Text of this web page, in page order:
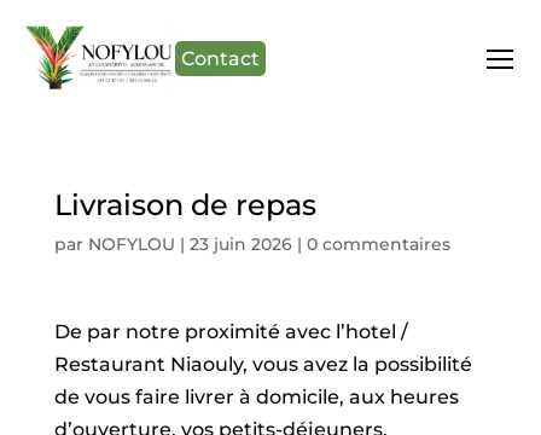
Livraison de repas
par NOFYLOU | 23 juin 2026| 0 commentaires
De par notre proximité avec l’hotel /
Restaurant Niaouly, vous avez la possibilité
de vous faire livrer à domicile, aux heures
d’ouverture, vos petits-déjeuners,
Contact